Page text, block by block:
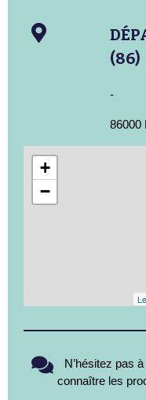
(86)
-
86000
+
−
N’hésitez pas
connaître les